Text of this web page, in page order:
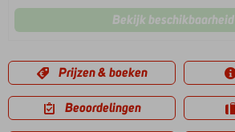
Bekijk beschikbaarheid
Prijzen & boeken
Beoordelingen